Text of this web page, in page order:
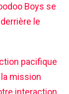
Boys se
le
pacifique
mission
interaction